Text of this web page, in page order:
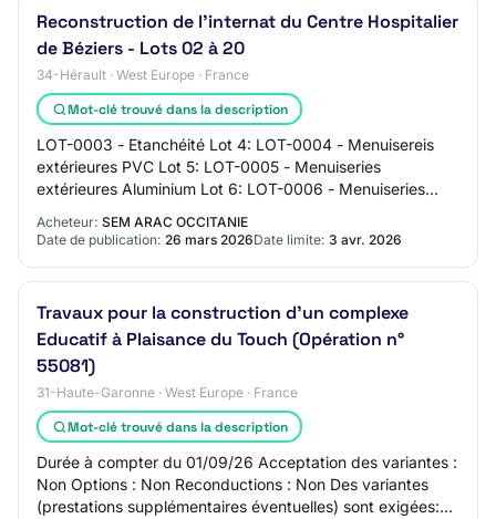
Reconstruction de l'internat du Centre Hospitalier
de Béziers - Lots 02 à 20
34-Hérault · West Europe · France
Mot-clé trouvé dans la description
LOT-0003 - Etanchéité Lot 4: LOT-0004 - Menuisereis
extérieures PVC Lot 5: LOT-0005 - Menuiseries
extérieures Aluminium Lot 6: LOT-0006 - Menuiseries
Acheteur: SEM ARAC OCCITANIE
Date de publication: 26 mars 2026Date limite: 3 avr. 2026
Travaux pour la construction d'un complexe
Educatif à Plaisance du Touch (Opération n°
55081)
31-Haute-Garonne · West Europe · France
Mot-clé trouvé dans la description
Durée à compter du 01/09/26 Acceptation des variantes :
Non Options : Non Reconductions : Non Des variantes
(prestations supplémentaires éventuelles) sont exigées: